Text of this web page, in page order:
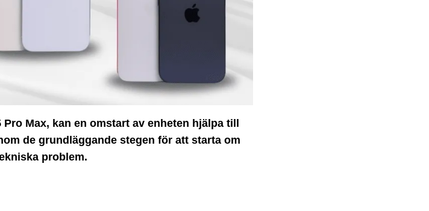
Max, kan en omstart av enheten hjälpa till
de grundläggande stegen för att starta om
problem.